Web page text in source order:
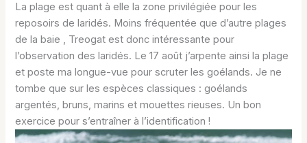
La plage est quant à elle la zone privilégiée pour les
reposoirs de laridés. Moins fréquentée que d’autre plages
de la baie , Treogat est donc intéressante pour
l’observation des laridés. Le 17 août j’arpente ainsi la plage
et poste ma longue-vue pour scruter les goélands. Je ne
tombe que sur les espèces classiques : goélands
argentés, bruns, marins et mouettes rieuses. Un bon
exercice pour s’entraîner à l’identification !